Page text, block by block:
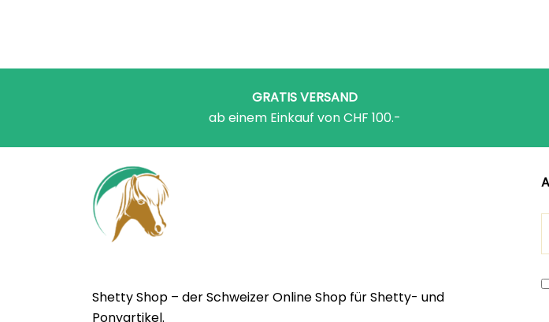
GRATIS VERSAND
ab einem Einkauf von CHF 100.-
Shetty Shop – der Schweizer Online Shop für Shetty- und
Ponyartikel.